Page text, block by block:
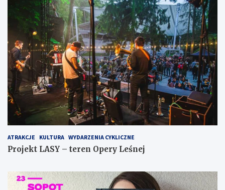
ATRAKCJE KULTURA WYDARZENIA CYKLICZNE
Projekt LASY – teren Opery Leśnej